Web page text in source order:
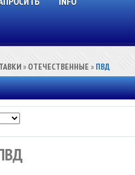
» ОТЕЧЕСТВЕННЫЕ » ПВД